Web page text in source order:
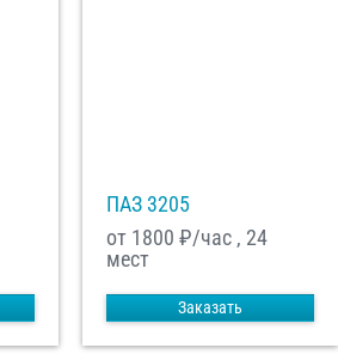
ПАЗ 3205
от 1800 ₽/час , 24
мест
Заказать